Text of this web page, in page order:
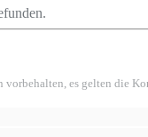
vorbehalten, es gelten die